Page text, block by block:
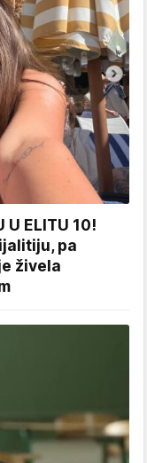
U ELITU 10!
pa
živela